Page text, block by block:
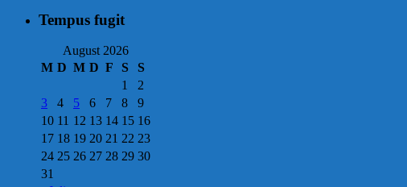
Tempus fugit
August 2026
M D M D F S
S
1
2
3
4 5 6 7 8
9
10 11 12 13 14 15 16
17 18 19 20 21 22 23
24 25 26 27 28 29 30
31